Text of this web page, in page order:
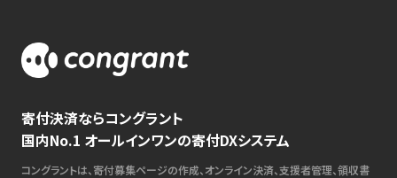
寄付決済ならコングラント
国内No.1 オールインワンの寄付DXシステム
コングラントは、寄付募集ページの作成、オンライン決済、支援者管理、領収書